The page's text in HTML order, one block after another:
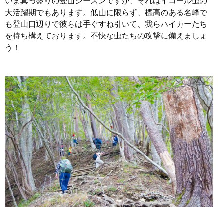
大活躍期でもあります。低山に限らず、標高のある名峰で
も登山口辺りで彼らは手ぐすね引いて、我らハイカーたち
を待ち構えております。不快な虫たちの攻撃に備えましょ
う！